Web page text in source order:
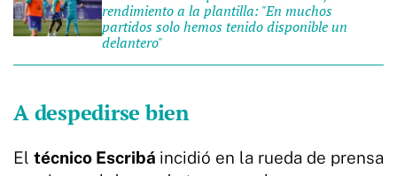
rendimiento a la plantilla: "En muchos
partidos solo hemos tenido disponible un
delantero"
A despedirse bien
El técnico Escribá incidió en la rueda de prensa